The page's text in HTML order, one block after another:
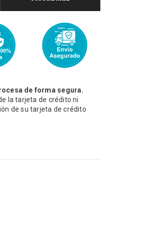
de forma segura.
la tarjeta de crédito ni
de su tarjeta de crédito